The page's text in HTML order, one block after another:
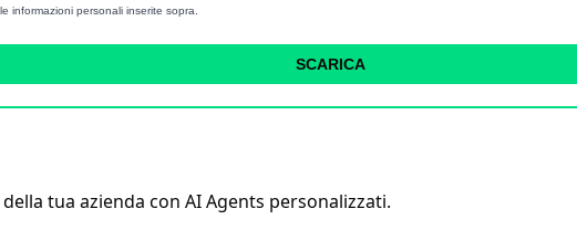
informazioni personali inserite sopra.
SCARICA
tua azienda con AI Agents personalizzati.